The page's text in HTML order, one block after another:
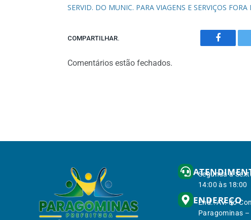
SERVID. DO MUNIC. PARA VIAGENS E SERVIÇOS
COMPARTILHAR.
Comentários estão fechados.
Segunda à
14:00 às 18:00
ENDEREÇO
End.: Av. do
Paragominas –